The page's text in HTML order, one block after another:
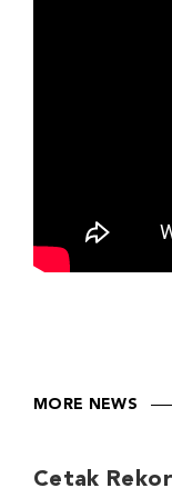
MORE NEWS
Cetak